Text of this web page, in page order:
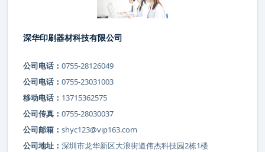
深华印刷器材科技有限公司
公司电话： 0755-28126049
公司电话： 0755-23031003
移动电话： 13715362575
公司传真： 0755-28030037
公司邮箱： shyc123@vip163.com
公司地址： 深圳市龙华新区大浪街道伟杰科技园2栋1楼